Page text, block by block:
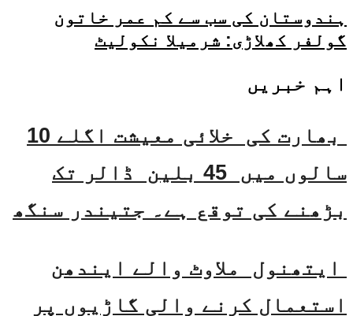
ہندوستان کی سب سے کم عمر خاتون
گولفر کھلاڑی: شرمیلا نکولیٹ
اہم خبریں
بھارت کی خلائی معیشت اگلے 10
سالوں میں 45 بلین ڈالر تک
بڑھنے کی توقع ہے۔ جتیندر سنگھ
ایتھنول ملاوٹ والے ایندھن
استعمال کرنے والی گاڑیوں پر